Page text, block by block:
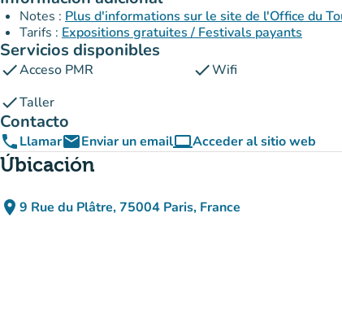
Notes : Plus d'informations sur le site de l'Office du
Tarifs : Expositions gratuites / Festivals payants
Servicios disponibles
checkAcceso PMR checkWifi
checkTaller
Contacto
phoneLlamaremailEnviar un emailcomputerAcceder al sitio web
(nueva pestaña)
Úbicación
place 9 Rue du Plâtre, 75004 Paris, France
(abrir en Google Maps)
(nueva pestaña)